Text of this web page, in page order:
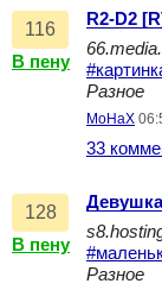
116
В пену
R2-D2
Разное
MoHaX
33
128
В пену
Разное